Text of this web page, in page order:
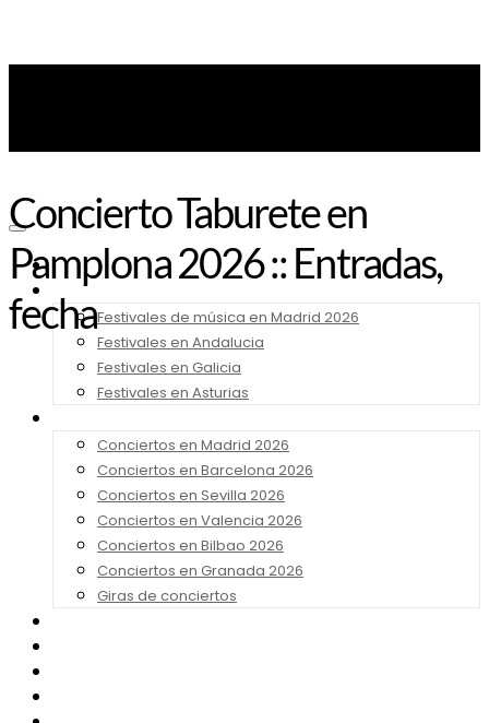
Noticias
Festivales 2026
Festivales de música en Madrid 2026
Festivales en Andalucia
Festivales en Galicia
Festivales en Asturias
Conciertos en Madrid 2026
Conciertos en Barcelona 2026
Conciertos en Sevilla 2026
Conciertos en Valencia 2026
Conciertos en Bilbao 2026
Conciertos en Granada 2026
Giras de conciertos
Concierto Taburete en
Pamplona 2026 :: Entradas,
fecha